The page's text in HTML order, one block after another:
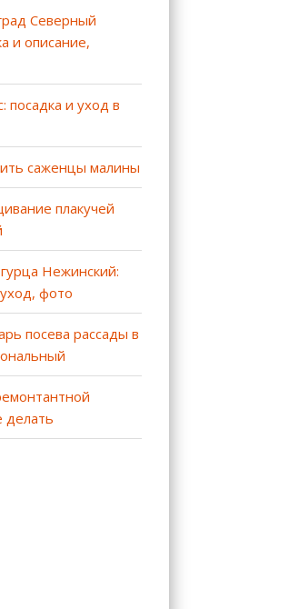
Северный
и описание,
посадка и уход в
саженцы малины
плакучей
Нежинский:
фото
посева рассады в
делать